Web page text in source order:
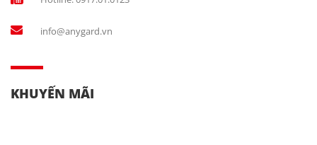
info@anygard.vn
KHUYẾN MÃI